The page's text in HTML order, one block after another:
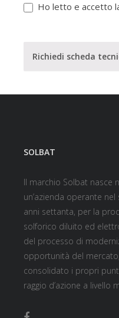
Ho letto e accetto
Richiedi scheda
SOLBAT
Il marchio Solbat nasce
un’azienda operante
anni settanta, per la
solforico diluito ed
del processo di
opportunità del
consolidato i propri
raggio d’azione a livello